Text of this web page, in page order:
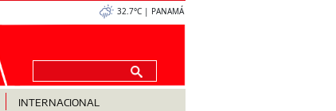
32.7°C | PANAMÁ
INTERNACIONAL